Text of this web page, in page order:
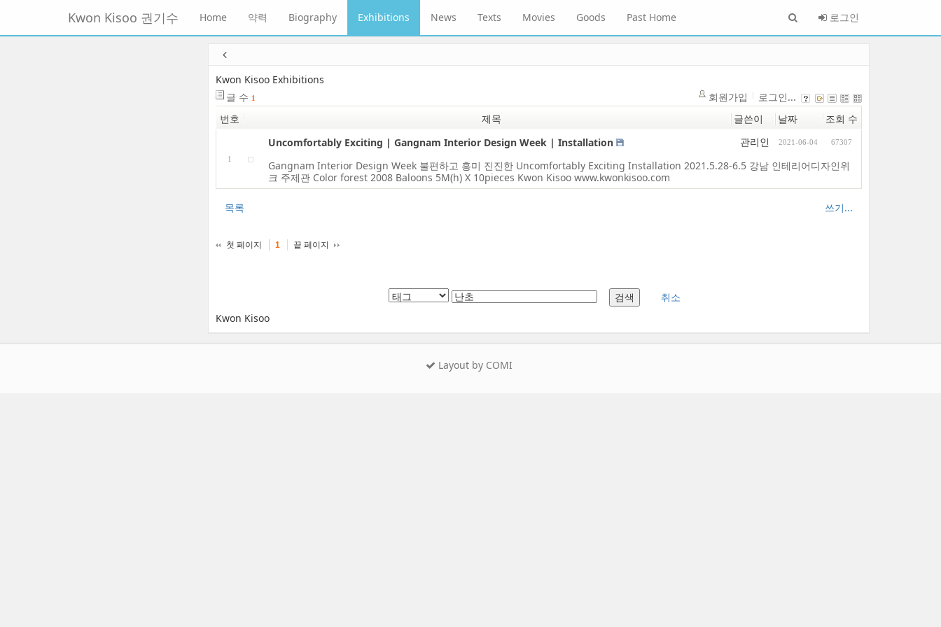
뉴
토
Kwon Kisoo 권기수 Home 약력 Biography Exhibitions News Texts Movies Goods Past Home 로그인
Kwon Kisoo Exhibitions
글 수 1 회원가입
로그인...
번호
제목 글쓴이 날짜 조회 수
1
Uncomfortably Exciting | Gangnam Interior Design Week | Installation 관리인 2021-06-04 67307
Gangnam Interior Design Week 불편하고 흥미 진진한 Uncomfortably Exciting Installation 2021.5.28-6.5 강남 인테리어디자인위
크 주제관 Color forest 2008 Baloons 5M(h) X 10pieces Kwon Kisoo www.kwonkisoo.com
쓰기...
목록
첫 페이지 1 끝 페이지
취소
Kwon Kisoo
Layout by COMI